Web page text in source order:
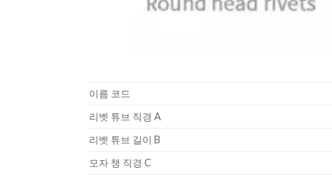
이름 코드
리벳 튜브 직경 A
리벳 튜브 길이 B
모자 챙 직경 C